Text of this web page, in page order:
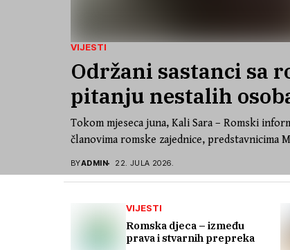
VIJESTI
Održani sastanci sa
pitanju nestalih
Tokom mjeseca juna, Kali Sara – Romski
članovima romske zajednice, predstavnicima
BYADMIN 22. JULA 2026.
VIJESTI
Romska djeca – između
prava i stvarnih prepreka